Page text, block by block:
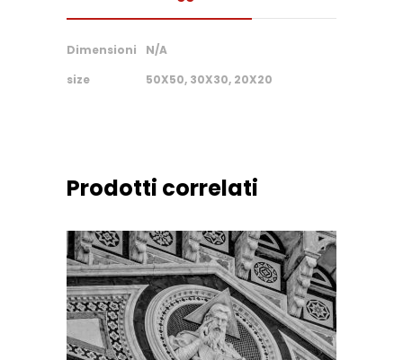
Dimensioni
N/A
size
50X50, 30X30, 20X20
Prodotti correlati